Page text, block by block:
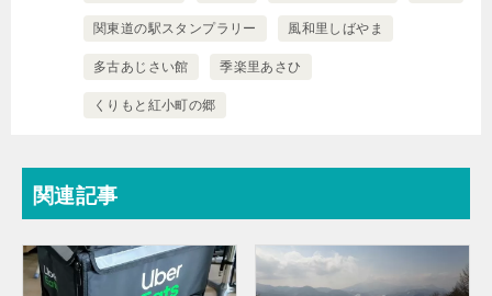
関東道の駅スタンプラリー 風和里しばやま
多古あじさい館 季楽里あさひ
くりもと紅小町の郷
関連記事